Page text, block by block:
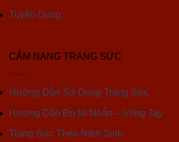
Tuyển Dụng
CẨM NANG TRANG SỨC
Hướng Dẫn Sử Dụng Trang Sức
Hướng Dẫn Đo Ni Nhẫn – Vòng Tay
Trang Sức Theo Năm Sinh